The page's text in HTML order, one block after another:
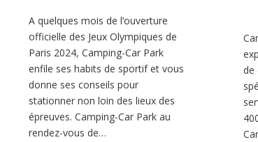
A quelques mois de l’ouverture
officielle des Jeux Olympiques de
Paris 2024, Camping-Car Park
enfile ses habits de sportif et vous
donne ses conseils pour
stationner non loin des lieux des
épreuves. Camping-Car Park au
rendez-vous de…
de